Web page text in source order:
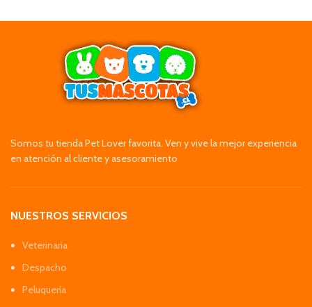
Somos tu tienda Pet Lover favorita. Ven y vive la mejor experiencia
en atención al cliente y asesoramiento
NUESTROS SERVICIOS
Veterinaria
Despacho
Peluquería